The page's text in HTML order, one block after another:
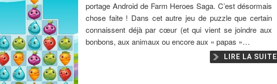
portage Android de Farm Heroes Saga. C’est désormais
chose faite ! Dans cet autre jeu de puzzle que certain
connaissent déjà par cœur (et qui vient se joindre aux
bonbons, aux animaux ou encore aux « papas »…
LIRE LA SUITE